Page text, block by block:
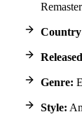
Genre:
Style: